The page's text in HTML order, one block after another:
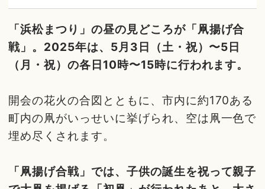
「浜松まつり」の昼の見どころが「凧揚げ合
戦」。2025年は、5月3日（土・祝）〜5日
（月・祝）の各日10時〜15時に行われます。
開会の花火の合図とともに、市内に約170ある
町内の凧がいっせいに挙げられ、空は凧一色で
埋め尽くされます。
「凧揚げ合戦」では、子供の誕生を祝って親子